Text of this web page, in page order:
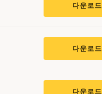
다운로드
다운로드
다운로드